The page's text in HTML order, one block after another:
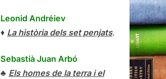
Leonid Andréiev
♦ La història dels set penjats.
Sebastià Juan Arbó
♣ Els homes de la terra i el